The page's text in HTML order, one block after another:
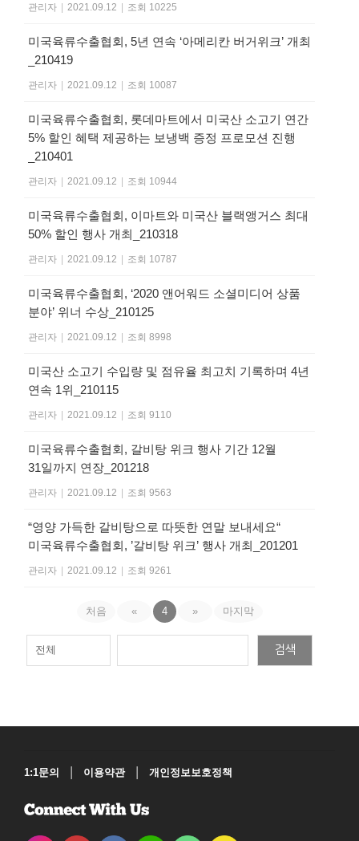
관리자 | 2021.09.12 | 조회 10225
미국육류수출협회, 5년 연속 ‘아메리칸 버거위크’ 개최
_210419
관리자 | 2021.09.12 | 조회 10087
미국육류수출협회, 롯데마트에서 미국산 소고기 연간
5% 할인 혜택 제공하는 보냉백 증정 프로모션 진행
_210401
관리자 | 2021.09.12 | 조회 10944
미국육류수출협회, 이마트와 미국산 블랙앵거스 최대
50% 할인 행사 개최_210318
관리자 | 2021.09.12 | 조회 10787
미국육류수출협회, ‘2020 앤어워드 소셜미디어 상품
분야’ 위너 수상_210125
관리자 | 2021.09.12 | 조회 8998
미국산 소고기 수입량 및 점유율 최고치 기록하며 4년
연속 1위_210115
관리자 | 2021.09.12 | 조회 9110
미국육류수출협회, 갈비탕 위크 행사 기간 12월
31일까지 연장_201218
관리자 | 2021.09.12 | 조회 9563
“영양 가득한 갈비탕으로 따뜻한 연말 보내세요“
미국육류수출협회, ’갈비탕 위크’ 행사 개최_201201
관리자 | 2021.09.12 | 조회 9261
처음 « 4 » 마지막
검색
1:1문의 | 이용약관 | 개인정보보호정책